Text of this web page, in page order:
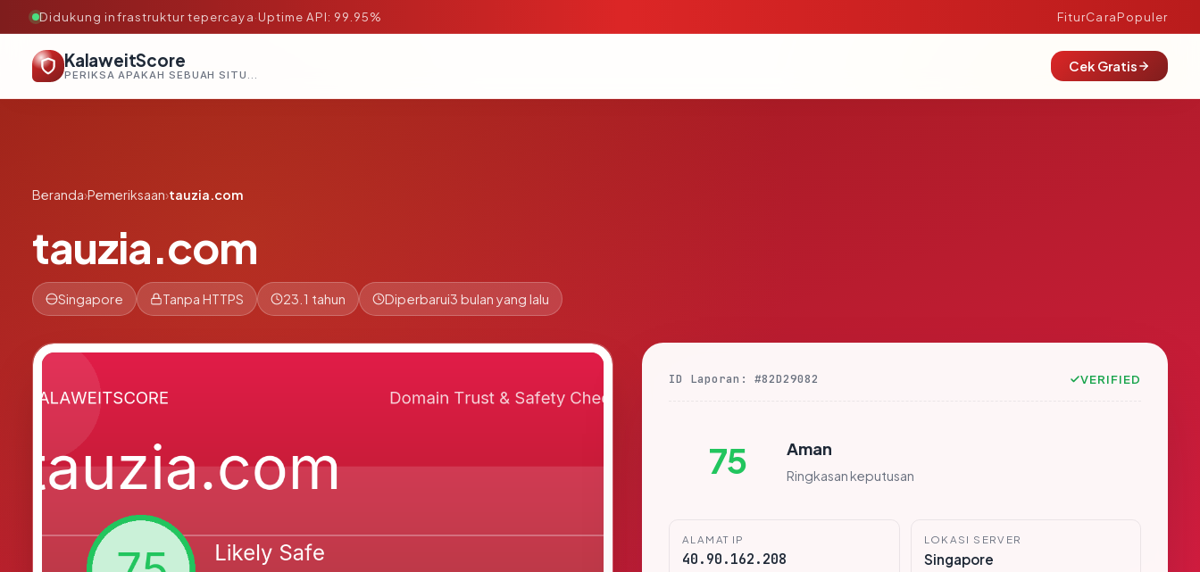
Didukung infrastruktur tepercaya·Uptime API: 99.95% FiturCaraPopuler
KalaweitScore
PERIKSA APAKAH SEBUAH SITUS AMAN, TEPERCAYA, DAN TERVERIFIKASI DALAM HITUNGAN DETIK.
Cek Gratis
Beranda›Pemeriksaan›tauzia.com
tauzia.com
Singapore Tanpa HTTPS 23.1 tahun Diperbarui3 bulan yang lalu
ID Laporan: #82D29082 VERIFIED
75 Aman
Ringkasan keputusan
ALAMAT IP
40.90.162.208
LOKASI SERVER
Singapore